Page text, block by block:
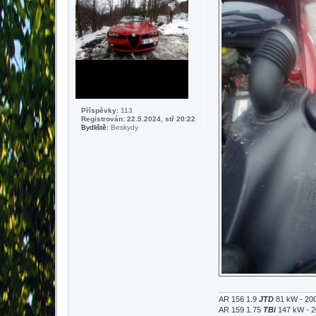
Příspěvky: 113
Registrován: 22.5.2024, stř 20:22
Bydliště: Beskydy
k
AR 156 1.9JTD 81 kW -
AR 159 1.75 TBi147 kW -